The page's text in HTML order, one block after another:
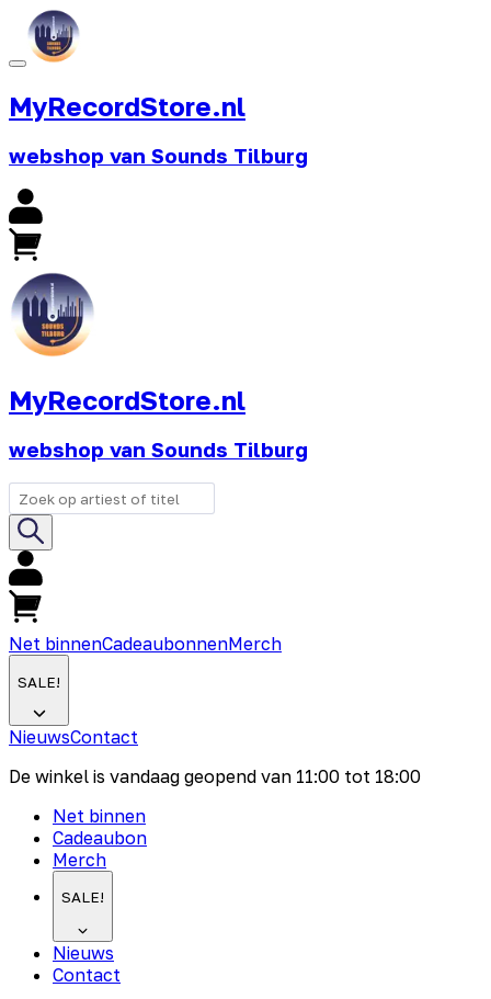
MyRecordStore.nl
webshop van Sounds Tilburg
MyRecordStore.nl
webshop van Sounds Tilburg
Net binnenCadeaubonnenMerch
SALE!
NieuwsContact
De winkel is vandaag geopend van 11:00 tot 18:00
Net binnen
Cadeaubon
Merch
SALE!
Nieuws
Contact